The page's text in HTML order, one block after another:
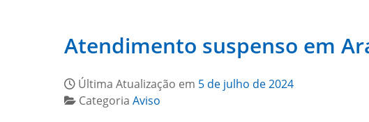
Atendimento suspenso em
Última Atualização em 5 de julho de 2024
Categoria Aviso